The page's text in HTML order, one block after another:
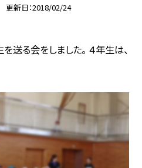
更新日 2018/02/24
を送る会をしました。 ４年生は、